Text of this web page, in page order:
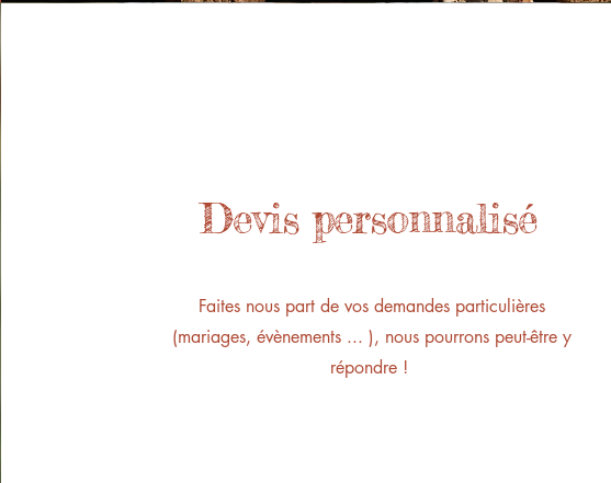
Devis personnalisé
Faites nous part de vos demandes particulières
(mariages, évènements ... ), nous pourrons peut-être y
répondre !